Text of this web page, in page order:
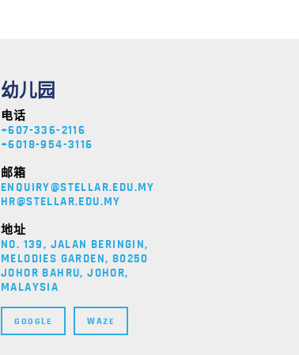
幼儿园
电话
+607-336-2116
+6018-954-3116
邮箱
ENQUIRY@STELLAR.EDU.MY
HR@STELLAR.EDU.MY
地址
NO. 139, JALAN BERINGIN,
MELODIES GARDEN, 80250
JOHOR BAHRU, JOHOR,
MALAYSIA
GOOGLE WAZE